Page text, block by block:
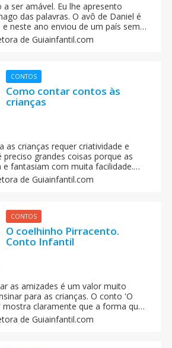
a ser amável. Eu lhe apresento
das palavras. O avô de Daniel é
neste ano enviou de um país sem
um presente muito estranho:
letras brilhantes. Um conto para
de Guiainfantil.com
CONTOS
Como contar contos às
crianças
as crianças requer criatividade e
preciso grandes coisas porque as
e fantasiam com muita facilidade.
para você se divertir muito
de contar-lhe um conto. Os
de Guiainfantil.com
CONTOS
O coelhinho Pirracento.
Conto Infantil
as amizades é um valor muito
para as crianças. O conto 'O
claramente que a forma que
vai gerar um retorno positivo ou
conto para o seu filho e fale com ele
de Guiainfantil.com